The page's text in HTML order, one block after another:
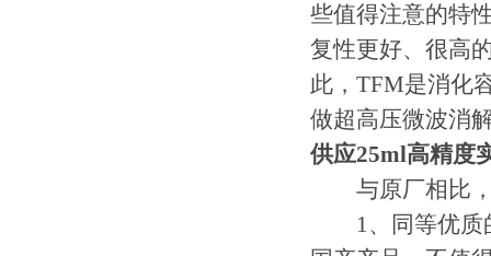
些值得注意的特
复性更好、很高
此，TFM是消化
做超高压微波消
供应25ml高精度
与原厂相比，
1、同等优质的